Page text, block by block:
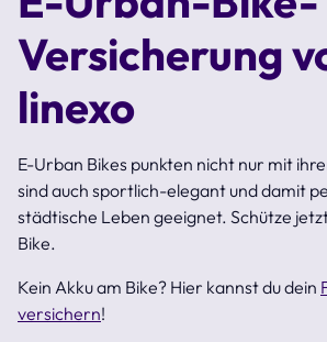
Versicherung
linexo
E-Urban Bikes punkten nicht nur mit
sind auch sportlich-elegant und damit
städtische Leben geeignet. Schütze
Bike.
Kein Akku am Bike? Hier kannst du dein
versichern!